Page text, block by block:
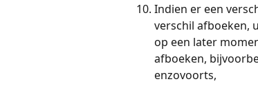
Indien er een
verschil afboeken,
op een later
afboeken,
enzovoorts,